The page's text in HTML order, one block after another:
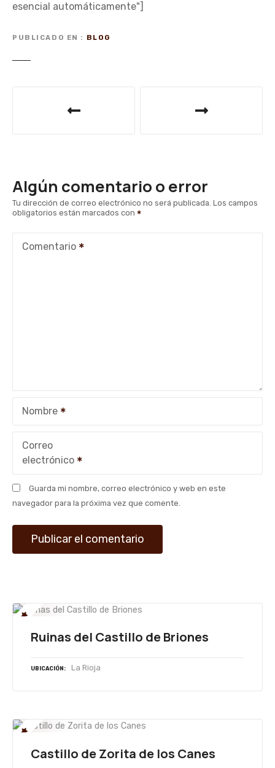
esencial automáticamente"]
PUBLICADO EN BLOG
g
a
n
a
d
a
Algún comentario o error
Tu dirección de correo electrónico no será publicada. Los campos
obligatorios están marcados con
Comentario
Nombre
Correo
electrónico
Guarda mi nombre, correo electrónico y web en este
navegador para la próxima vez que comente.
Ruinas del Castillo de Briones
UBICACIÓN La Rioja
Castillo de Zorita de los Canes